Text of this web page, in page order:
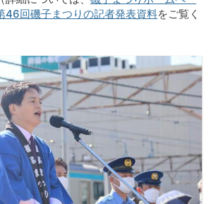
46回磯子まつりの記者発表資料をご覧く